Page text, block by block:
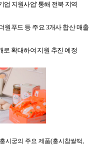
업 지원사업' 통해 전북 지역
원푸드 등 주요 3개사 합산 매출
로 확대하여 지원 추진 예정
시궁의 주요 제품(홍시찹쌀떡